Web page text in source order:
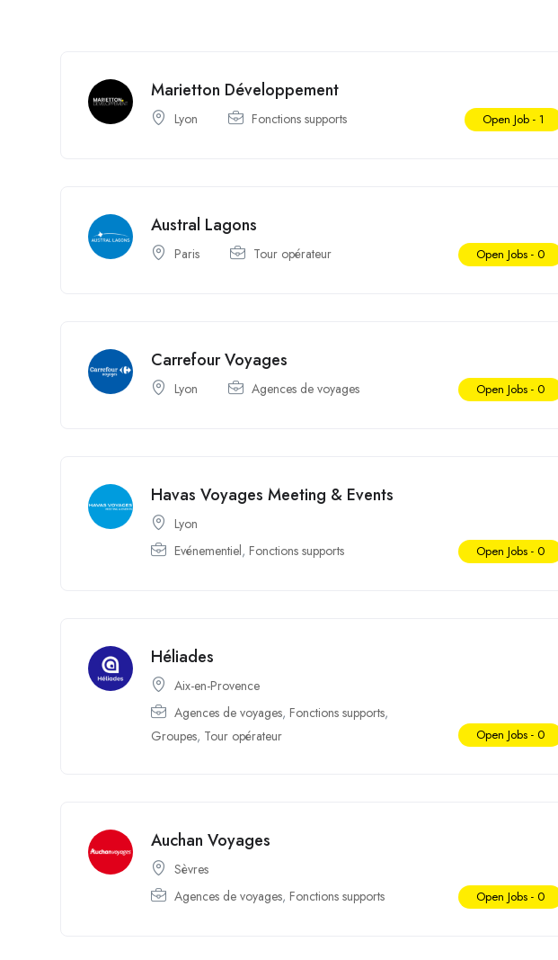
Marietton Développement
Lyon Fonctions supports Open Job - 1
Austral Lagons
Paris Tour opérateur Open Jobs - 0
Carrefour Voyages
Lyon Agences de voyages Open Jobs - 0
Havas Voyages Meeting & Events
Lyon
Evénementiel, Fonctions supports Open Jobs - 0
Héliades
Aix-en-Provence
Agences de voyages, Fonctions supports,
Groupes, Tour opérateur Open Jobs - 0
Auchan Voyages
Sèvres
Agences de voyages, Fonctions supports Open Jobs - 0